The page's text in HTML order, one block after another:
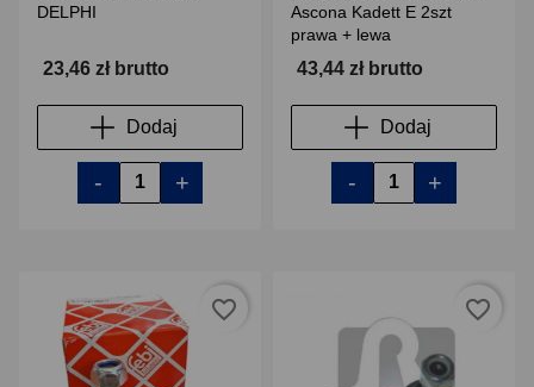
DELPHI
23,46 zł brutto
Dodaj
- +
Ascona Kadett E 2szt
prawa + lewa
43,44 zł brutto
Dodaj
- +
favorite_border favorite_border